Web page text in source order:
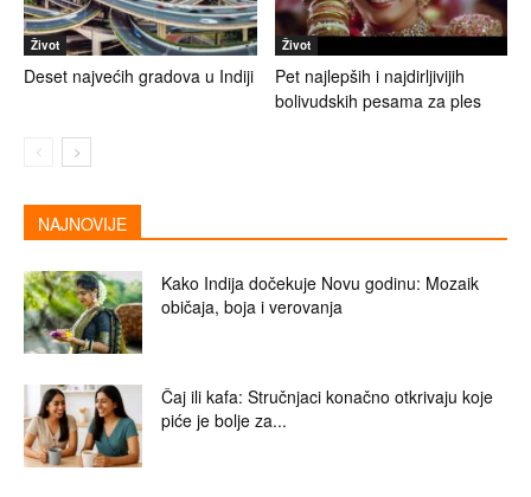
Život
Deset najvećih gradova u Indiji
Život
Pet najlepših i najdirljivijih
bolivudskih pesama za ples
NAJNOVIJE
Kako Indija dočekuje Novu godinu: Mozaik
običaja, boja i verovanja
Čaj ili kafa: Stručnjaci konačno otkrivaju koje
piće je bolje za...